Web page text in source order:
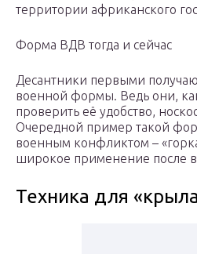
территории африканского
Форма ВДВ тогда и сейчас
Десантники первыми
военной формы. Ведь они,
проверить её удобство,
Очередной пример такой
военным конфликтом –
широкое применение после
Техника для